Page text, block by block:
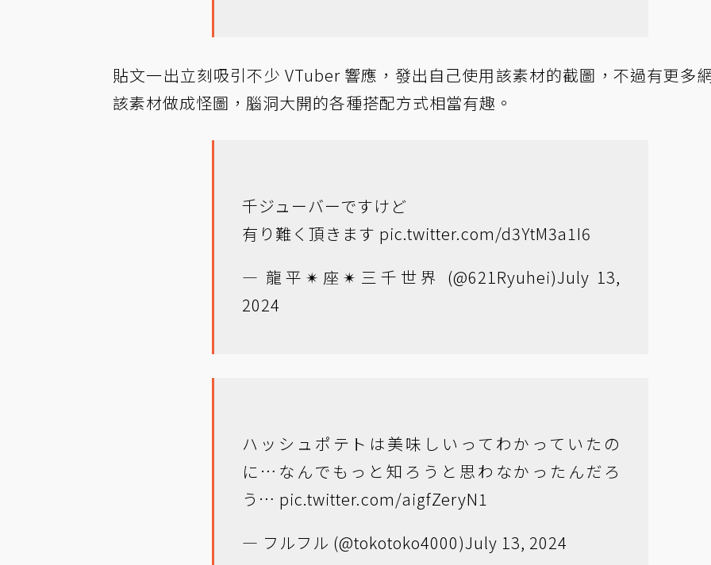
貼文一出立刻吸引不少 VTuber 響應，發出自己使用該素材的截圖，不過有更多
該素材做成怪圖，腦洞大開的各種搭配方式相當有趣。
千ジューバーですけど
有り難く頂きます pic.twitter.com/d3YtM3a1I6
— 龍平✴︎座✴︎三千世界 (@621Ryuhei)July 13,
2024
ハッシュポテトは美味しいってわかっていたの
に…なんでもっと知ろうと思わなかったんだろ
う… pic.twitter.com/aigfZeryN1
— フルフル (@tokotoko4000)July 13, 2024